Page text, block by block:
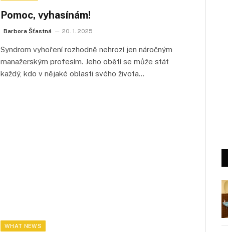
Pomoc, vyhasínám!
Barbora Šťastná 20. 1. 2025
Syndrom vyhoření rozhodně nehrozí jen náročným
manažerským profesím. Jeho obětí se může stát
každý, kdo v nějaké oblasti svého života…
WHAT NEWS